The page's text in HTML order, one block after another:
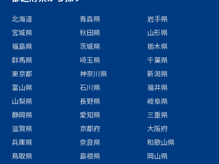
北海道 青森県
岩手県
宮城県
秋田県
山形県
福島県
茨城県
栃木県
群馬県
埼玉県
千葉県
東京都
神奈川県
新潟県
富山県
石川県
福井県
山梨県
長野県
岐阜県
静岡県
愛知県
三重県
滋賀県
京都府
大阪府
兵庫県
奈良県
和歌山県
鳥取県
島根県
岡山県